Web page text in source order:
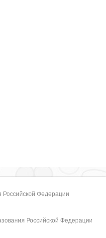
Федерации
Российской Федерации